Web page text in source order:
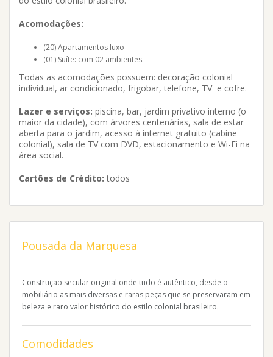
Acomodações:
(20) Apartamentos luxo
(01) Suíte: com 02 ambientes.
Todas as acomodações possuem: decoração colonial
individual, ar condicionado, frigobar, telefone, TV e cofre.
Lazer e serviços: piscina, bar, jardim privativo interno (o
maior da cidade), com árvores centenárias, sala de estar
aberta para o jardim, acesso à internet gratuito (cabine
colonial), sala de TV com DVD, estacionamento e Wi-Fi na
área social.
Cartões de Crédito: todos
Pousada da Marquesa
Construção secular original onde tudo é autêntico, desde o
mobiliário as mais diversas e raras peças que se preservaram em
beleza e raro valor histórico do estilo colonial brasileiro.
Comodidades